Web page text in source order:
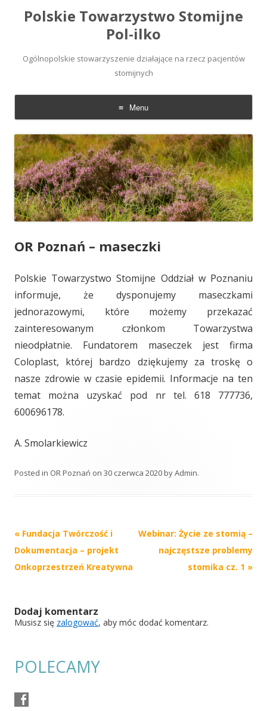
Polskie Towarzystwo Stomijne
Pol-ilko
Ogólnopolskie stowarzyszenie działające na rzecz pacjentów
stomijnych
Menu
Skip
to
content
OR Poznań – maseczki
Polskie Towarzystwo Stomijne Oddział w Poznaniu
informuje, że dysponujemy maseczkami
jednorazowymi, które możemy przekazać
zainteresowanym członkom Towarzystwa
nieodpłatnie. Fundatorem maseczek jest firma
Coloplast, której bardzo dziękujemy za troskę o
nasze zdrowie w czasie epidemii. Informacje na ten
temat można uzyskać pod nr tel. 618 777736,
600696178.
A. Smolarkiewicz
Posted in OR Poznań on 30 czerwca 2020byAdmin.
Post
navigation
« Fundacja Twórczość i
Dokumentacja – projekt
Onkoprzestrzeń Kreatywna
Webinar: Życie ze stomią –
najczęstsze problemy
stomika cz. 1 »
Dodaj komentarz
Musisz się zalogować, aby móc dodać komentarz.
POLECAMY